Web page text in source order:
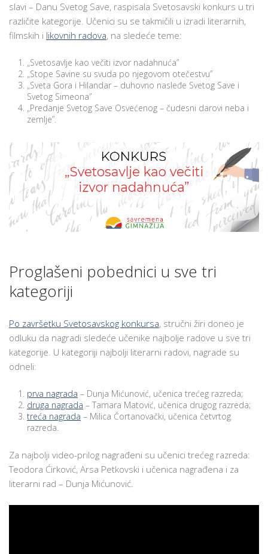
RADOVI
KONKURSU
U
SAVREMENOJ
slavi – Danu Svetog Save, raspisala Svetosavski konkurs u tri
različite kategorije. Učenici su se takmičili u izradi literarnih,
filmskih i likovnih radova, na sledeće teme:
„Svetosavlje kao večiti izvor nadahnuća”
„Stope Savine su svuda po njegovom otečestvu”
„Sveta Gora i Hilandar – duhovno nasleđe Svetog Save i
Svetog Simeona”
„Predanje Svetog Save Osvećenog – čudesni darovi neba i
zemlje”.
Proglašeni pobednici u sve tri
kategoriji
Po završetku Svetosavskog konkursa, stručni žiri doneo je
odluku da nagradi sledeće učenike najbolje radove u sve tri
kategorije. U kategoriji najbolji literarni radovi, nagrade su
odneli:
prva nagrada – Dunja Mićunović, učenica trećeg razreda;
druga nagrada – Tamara Matović, učenica drugog razreda;
treća nagrada – Milica Čortanovački, učenica četvrtоg
razreda.
Za najbolji video-prilog nagrađeni su učenici trećeg razreda:
Teodora Ćirković, Arsa Petkovski i učenica nagrađena i za
literarni rad – Dunja Mićunović.